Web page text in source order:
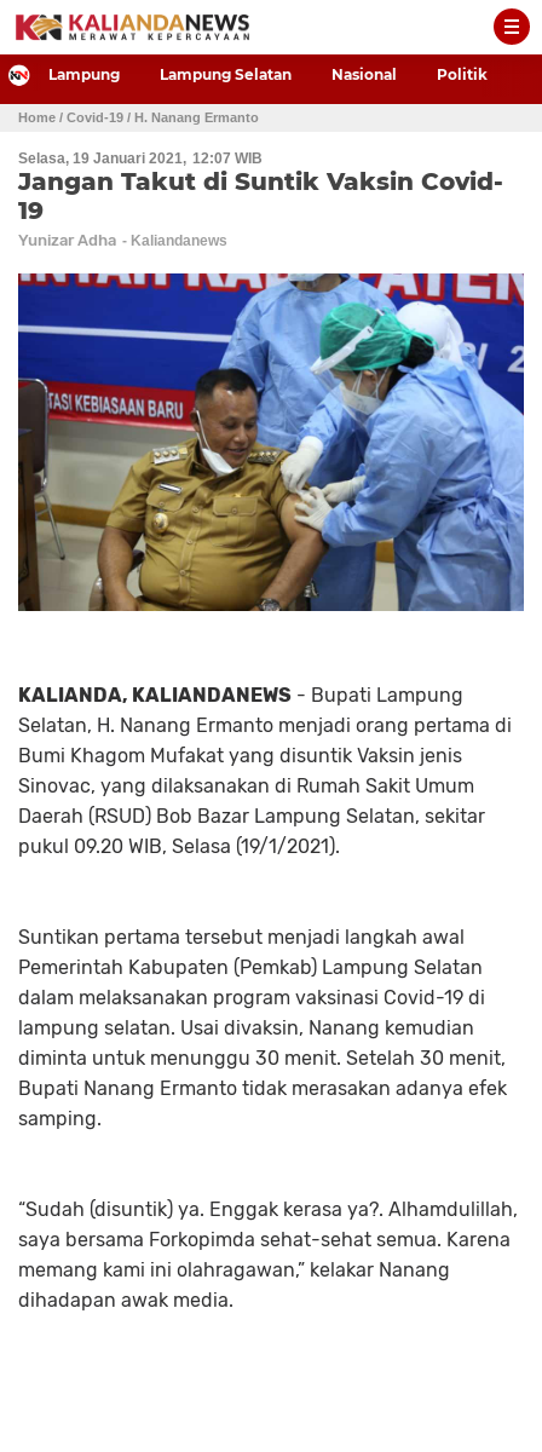
-->
Lampung Lampung Selatan Nasional Politik
Home / Covid-19 / H. Nanang Ermanto
Selasa, 19 Januari 2021 12:07 WIB
Jangan Takut di Suntik Vaksin Covid-
19
Yunizar Adha
KALIANDA, KALIANDANEWS - Bupati Lampung
Selatan, H. Nanang Ermanto menjadi orang pertama di
Bumi Khagom Mufakat yang disuntik Vaksin jenis
Sinovac, yang dilaksanakan di Rumah Sakit Umum
Daerah (RSUD) Bob Bazar Lampung Selatan, sekitar
pukul 09.20 WIB, Selasa (19/1/2021).
Suntikan pertama tersebut menjadi langkah awal
Pemerintah Kabupaten (Pemkab) Lampung Selatan
dalam melaksanakan program vaksinasi Covid-19 di
lampung selatan. Usai divaksin, Nanang kemudian
diminta untuk menunggu 30 menit. Setelah 30 menit,
Bupati Nanang Ermanto tidak merasakan adanya efek
samping.
“Sudah (disuntik) ya. Enggak kerasa ya?. Alhamdulillah,
saya bersama Forkopimda sehat-sehat semua. Karena
memang kami ini olahragawan,” kelakar Nanang
dihadapan awak media.